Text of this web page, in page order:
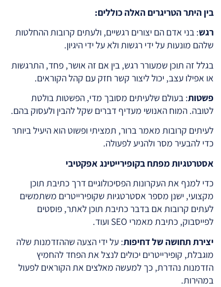
בין היתר הטריגרים האלה כוללים:
רגש: בני אדם הם יצורים רגשיים, ולעתים קרובות ההחלטות
שלהם מונעות על ידי רגשות ולא על ידי היגיון.
בגלל זה תוכן שמעורר רגש, בין אם זה אושר, פחד, התרגשות
או אפילו עצב, יכול ליצור קשר חזק עם קהל הקוראים.
פשטות: בעולם שלעיתים מסובך מדי, הפשטות בולטת
לטובה. המוח האנושי מעדיף דברים שקל להבין ולעסוק בהם.
לעיתים קרובות מאמר ברור, תמציתי ופשוט הוא היעיל ביותר
כדי להבעיר מסר ולהניע לפעולה.
אסטרטגיות מפתח בקופירייטינג אפקטיבי
כדי למנף את העקרונות הפסיכולוגיים דרך כתיבת תוכן
מקצועי, ישנן מספר אסטרטגיות שקופירייטרים משתמשים
לעתים קרובות אם בדבר כתיבת תוכן לאתר, פוסטים
לפייסבוק, כתיבת מאמרי SEO ועוד.
יצירת תחושה של דחיפות: על ידי הצעה שההזדמנות שלה
מוגבלת, קופירייטרים יכולים לנצל את הפחד להחמיץ
הזדמנות נהדרת, כך למעשה מאלצים את הקוראים לפעול
במהירות.